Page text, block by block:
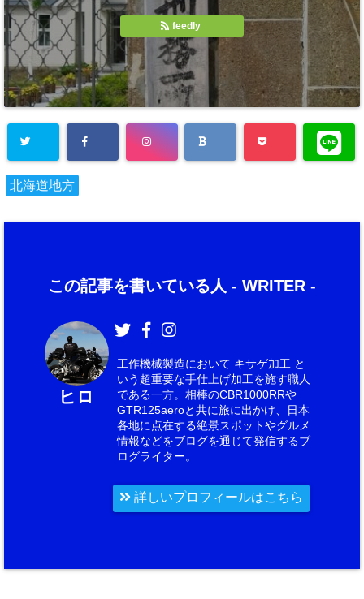
feedly
北海道地方
この記事を書いている人 - WRITER -
ヒロ
工作機械製造において キサゲ加工 と
いう超重要な手仕上げ加工を施す職人
である一方。相棒のCBR1000RRや
GTR125aeroと共に旅に出かけ、日本
各地に点在する絶景スポットやグルメ
情報などをブログを通じて発信するブ
ログライター。
詳しいプロフィールはこちら